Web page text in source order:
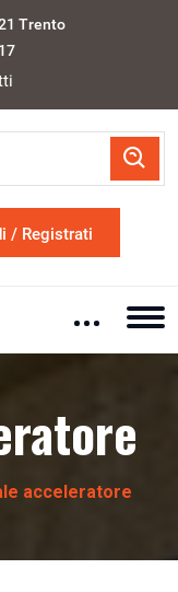
Trento
/ Registrati
acceleratore